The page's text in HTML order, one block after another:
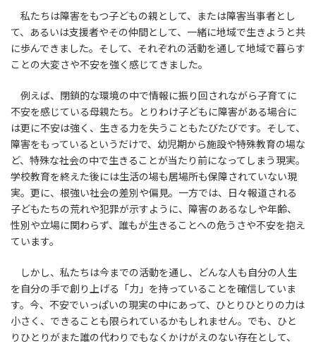
私たちは障害をもつ子どもの親として、または障害当事者とし
て、あるいは支援者やその仲間として、一緒に地域で生きようと共
に歩んできました。そして、それぞれの活動を通して地域で暮らす
ことの大変さや不安を強く感じてきました。
例えば、閉鎖的な環境の中で情報に振り回されながら子育てに
不安を感じている母親たち。とりわけ子どもに障害がある場合に
は更に不安は強く、生きる力を失うこともたびたびです。そして、
障害をもっているというだけで、幼児期から施設や特殊教育の場な
ど、特殊な社会の中で生きることが当たり前になってしまう現実。
学校教育を終えた後には生活の場も居場所も保障されていない現
実。更に、根強い社会の差別や偏見。一方では、日々報道される
子どもたちの荒れや犯罪が示すように、障害のあるなしや年齢、
性別や立場に関わらず、誰もが生きることへの危うさや不安を抱え
ています。
しかし、私たちは今までの活動を通し、どんな人も自分の人生
を自分の手で創り上げる「力」を持っていることを確信していま
す。今、不安でいっぱいの現実の中にあって、ひとりひとりの力は
小さく、できることも限られているかもしれません。でも、ひと
りひとりがまた誰の代わりでもなくかけがえのない存在として、